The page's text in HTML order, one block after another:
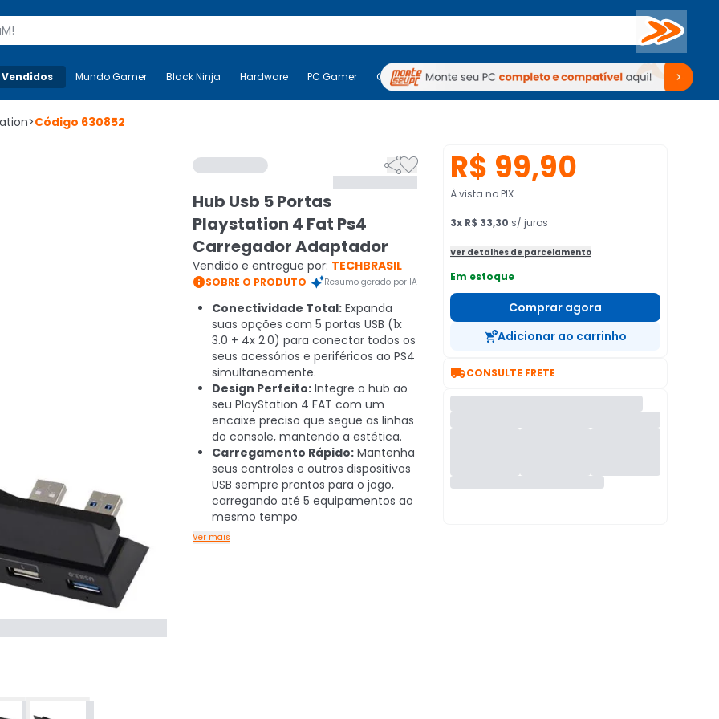
Buscar
Mais-v- Mundo Gamer Black Ninja Hardware PC Gamer Computadores Periféricos TV Venda no KaBuM!
Mundo Gamer Black Ninja Hardware PC Gamer Computadores Periféricos TV Venda no KaBuM!
>Código 630852

Hub Usb 5 Portas
Playstation 4 Fat Ps4
Carregador Adaptador
Vendido e entregue por: TECHBRASIL
SOBRE O PRODUTO Resumo gerado por IA
Conectividade Total: Expanda
suas opções com 5 portas USB (1x
3.0 + 4x 2.0) para conectar todos os
seus acessórios e periféricos ao PS4
simultaneamente.
Design Perfeito: Integre o hub ao
seu PlayStation 4 FAT com um
encaixe preciso que segue as linhas
do console, mantendo a estética.
Carregamento Rápido: Mantenha
seus controles e outros dispositivos
USB sempre prontos para o jogo,
carregando até 5 equipamentos ao
mesmo tempo.
Ver mais
R$ 99,90
À vista no PIX
3x R$ 33,30 s/ juros
Ver detalhes de parcelamento
Em estoque
Comprar agora
Adicionar ao carrinho
CONSULTE FRETE